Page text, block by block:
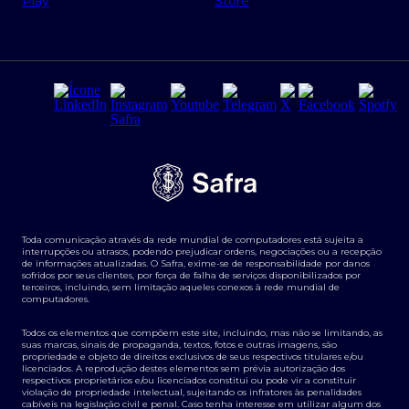
Regras e Parâmetros de Atuação Banco Safra
Segurança da Informação
Tarifas e serviços Pessoa Física
Transparência de remuneração
Termos e Condições para Portabilidade de Investimento
Derivativos
Agronegócios
Toda comunicação através da rede mundial de computadores está sujeita a
interrupções ou atrasos, podendo prejudicar ordens, negociações ou a recepção
de informações atualizadas. O Safra, exime-se de responsabilidade por danos
sofridos por seus clientes, por força de falha de serviços disponibilizados por
terceiros, incluindo, sem limitação aqueles conexos à rede mundial de
computadores.
Todos os elementos que compõem este site, incluindo, mas não se limitando, as
suas marcas, sinais de propaganda, textos, fotos e outras imagens, são
propriedade e objeto de direitos exclusivos de seus respectivos titulares e/ou
licenciados. A reprodução destes elementos sem prévia autorização dos
respectivos proprietários e/ou licenciados constitui ou pode vir a constituir
violação de propriedade intelectual, sujeitando os infratores às penalidades
cabíveis na legislação civil e penal. Caso tenha interesse em utilizar algum dos